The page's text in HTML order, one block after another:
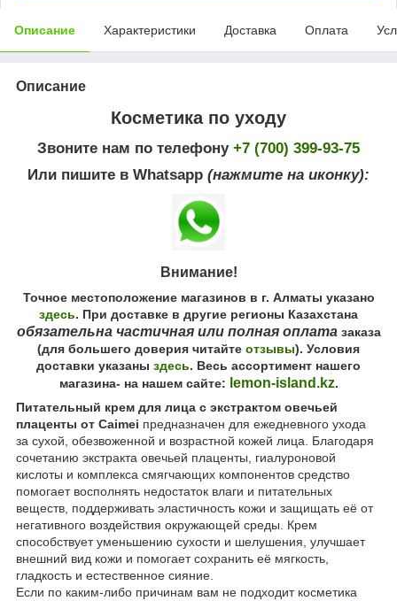
Описание Характеристики Доставка Оплата
Описание
Косметика по уходу
Звоните нам по телефону +7 (700) 399-93-75
Или пишите в Whatsapp (нажмите на иконку):
Внимание!
Точное местоположение магазинов в г. Алматы указано
здесь. При доставке в другие регионы Казахстана
обязательна частичная или полная оплатазаказа
(для большего доверия читайте отзывы). Условия
доставки указаны здесь. Весь ассортимент нашего
магазина- на нашем сайте: lemon-island.kz.
Питательный крем для лица с экстрактом овечьей
плаценты от Caimei предназначен для ежедневного ухода
за сухой, обезвоженной и возрастной кожей лица. Благодаря
сочетанию экстракта овечьей плаценты, гиалуроновой
кислоты и комплекса смягчающих компонентов средство
помогает восполнять недостаток влаги и питательных
веществ, поддерживать эластичность кожи и защищать её от
негативного воздействия окружающей среды. Крем
способствует уменьшению сухости и шелушения, улучшает
внешний вид кожи и помогает сохранить её мягкость,
гладкость и естественное сияние.
Если по каким-либо причинам вам не подходит косметика